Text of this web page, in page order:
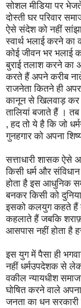
सोशल मीडिया पर
दोस्ती घर परिवार
ऐसे संदेश को नहीं
स्वार्थ भलाई करने का
कोई जीवन भर भलाई
बुराई तलाश करने
करते हैं अपने करीब
राजनेता कितने ही
कानून से खिलवाड़ कर
तालियां बजाते हैं । तब
, हद तो ये है कि जो
गुनहगार को अपना
सत्ताधारी शासक ऐसे
किसी धर्म और
होता है इस आधुनिक
बनकर किसी को
इसको कलयुग कहते हैं
कहलाते हैं जबकि
आसपास नहीं होता है
इस युग में पैसा ही
नहीं धर्मउपदेशक से
वकील न्यायधीश
घोषित करने वाले
जनता का धन सरकारी